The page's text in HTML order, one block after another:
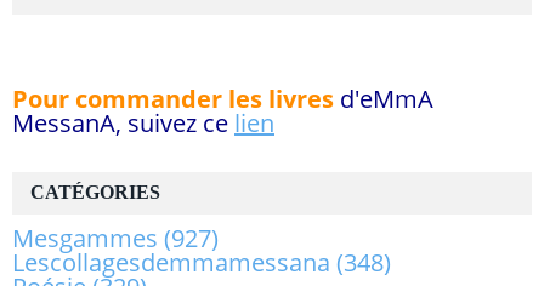
CATÉGORIES
Mesgammes (927)
Lescollagesdemmamessana (348)
Pour commander les livres d'eMmA
MessanA, suivez ce lien